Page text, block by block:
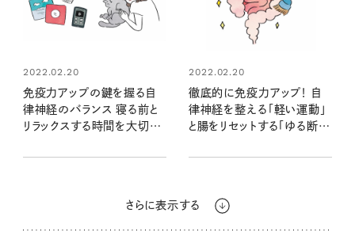
2022.02.20
免疫力アップの鍵を握る自
律神経のバランス 寝る前と
リラックスする時間を大切
2022.02.20
徹底的に免疫力アップ！ 自
律神経を整える「軽い運動」
と腸をリセットする「ゆる断
さらに表示する